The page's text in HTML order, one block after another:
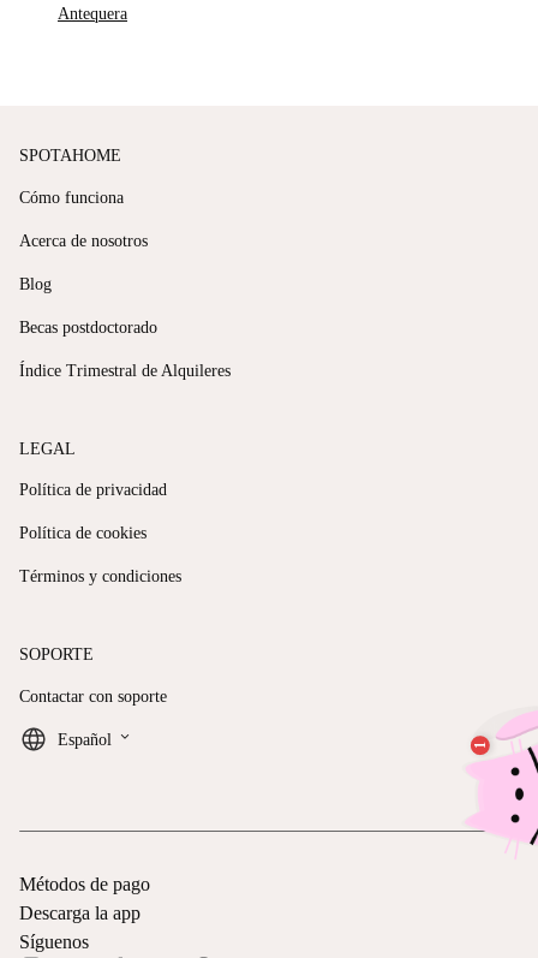
Antequera
SPOTAHOME
Cómo funciona
Acerca de nosotros
Blog
Becas postdoctorado
Índice Trimestral de Alquileres
LEGAL
Política de privacidad
Política de cookies
Términos y condiciones
SOPORTE
Contactar con soporte
Español keyboard_arrow_down
Métodos de pago
Descarga la app
Síguenos